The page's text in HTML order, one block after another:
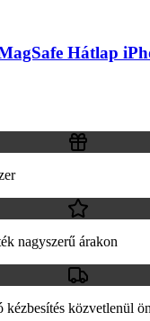
Hátlap
nagyszerű árakon
kézbesítés közvetlenül